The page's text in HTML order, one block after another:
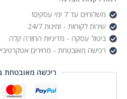
SSD/עד 7 ימי עסקים!
לקוחות - זמינות 24/7
עסקה - מדיניות החזרה קלה
מאובטחת - מחירים אטקרטיביים
ריכשה מאובטחת באמצעות